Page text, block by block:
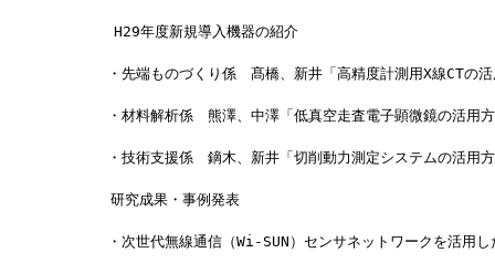
   　　 H29年度新規導入機器の紹介
・先端ものづくり係　髙橋、新井「高精度計測用X線CTの活
・材料解析係　熊澤、中澤「低真空走査電子顕微鏡の活用方
・技術支援係　鏑木、新井「切削動力測定システムの活用方
研究成果・事例発表
・次世代無線通信（Wi-SUN）センサネットワークを活用し